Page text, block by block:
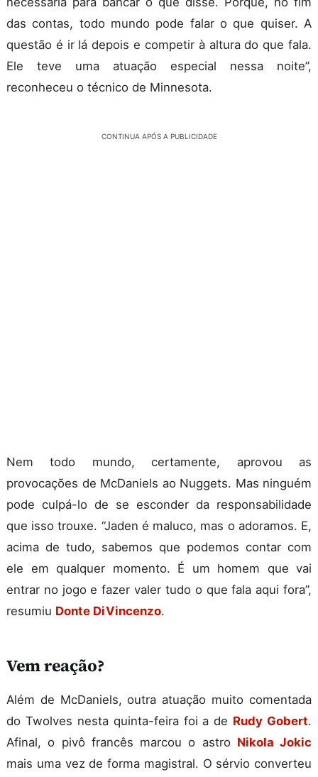
das contas, todo mundo pode falar o que quiser. A
questão é ir lá depois e competir à altura do que fala.
Ele teve uma atuação especial nessa noite”,
reconheceu o técnico de Minnesota.
CONTINUA APÓS A PUBLICIDADE
Nem todo mundo, certamente, aprovou as
provocações de McDaniels ao Nuggets. Mas ninguém
pode culpá-lo de se esconder da responsabilidade
que isso trouxe. “Jaden é maluco, mas o adoramos. E,
acima de tudo, sabemos que podemos contar com
ele em qualquer momento. É um homem que vai
entrar no jogo e fazer valer tudo o que fala aqui fora”,
resumiu Donte DiVincenzo.
Vem reação?
Além de McDaniels, outra atuação muito comentada
do Twolves nesta quinta-feira foi a de Rudy Gobert.
Afinal, o pivô francês marcou o astro Nikola Jokic
mais uma vez de forma magistral. O sérvio converteu